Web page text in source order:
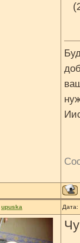
upuska Дата: